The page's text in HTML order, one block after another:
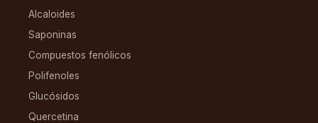
Alcaloides
Saponinas
Compuestos fenólicos
Polifenoles
Glucósidos
Quercetina